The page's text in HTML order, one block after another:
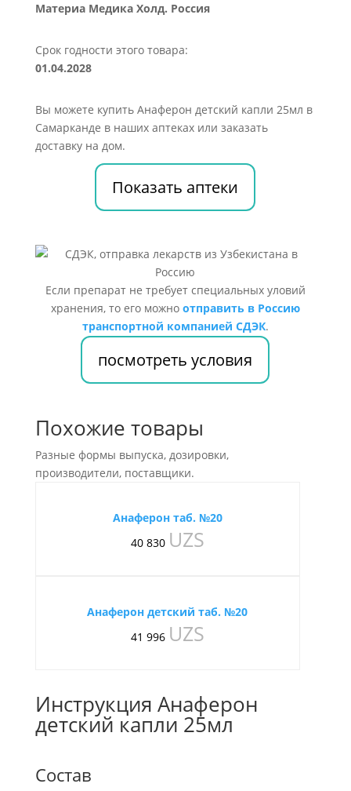
Материа Медика Холд. Россия
Срок годности этого товара:
01.04.2028
Вы можете купить Анаферон детский капли 25мл в
Самарканде в наших аптеках или заказать
доставку на дом.
Показать аптеки
Если препарат не требует специальных уловий
хранения, то его можно отправить в Россию
транспортной компанией СДЭК.
посмотреть условия
Похожие товары
Разные формы выпуска, дозировки,
производители, поставщики.
Анаферон таб. №20
40 830 UZS
Анаферон детский таб. №20
41 996 UZS
Инструкция Анаферон
детский капли 25мл
Состав